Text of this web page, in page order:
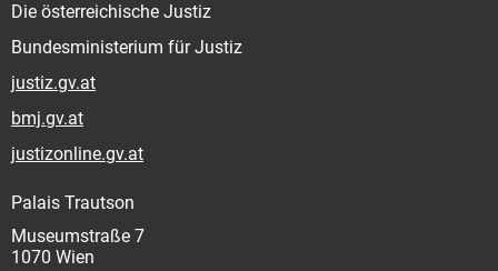
Die österreichische Justiz
Bundesministerium für Justiz
justiz.gv.at
bmj.gv.at
justizonline.gv.at
Palais Trautson
Museumstraße 7
1070 Wien